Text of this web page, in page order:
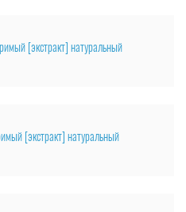
[экстракт] натуральный
[экстракт] натуральный